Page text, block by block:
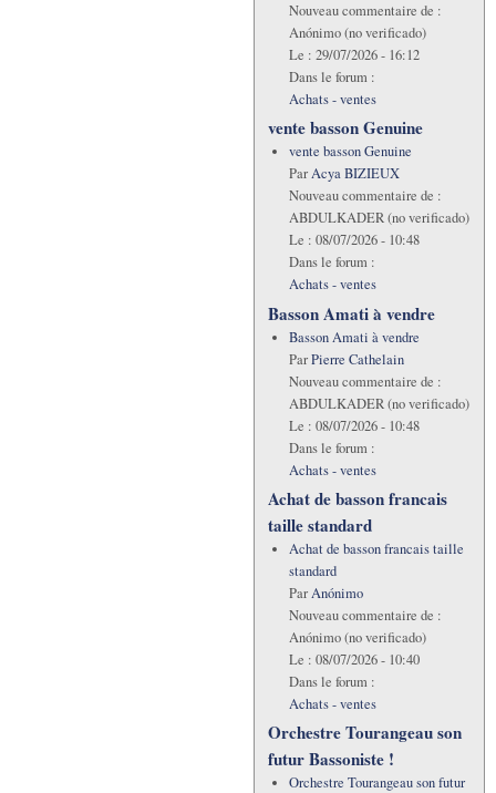
Nouveau commentaire de :
Anónimo (no verificado)
Le : 29/07/2026 - 16:12
Dans le forum :
Achats - ventes
vente basson Genuine
vente basson Genuine
ParAcya BIZIEUX
Nouveau commentaire de :
ABDULKADER (no verificado)
Le : 08/07/2026 - 10:48
Dans le forum :
Achats - ventes
Basson Amati à vendre
Basson Amati à vendre
ParPierre Cathelain
Nouveau commentaire de :
ABDULKADER (no verificado)
Le : 08/07/2026 - 10:48
Dans le forum :
Achats - ventes
Achat de basson francais
taille standard
Achat de basson francais taille
standard
ParAnónimo
Nouveau commentaire de :
Anónimo (no verificado)
Le : 08/07/2026 - 10:40
Dans le forum :
Achats - ventes
Orchestre Tourangeau son
futur Bassoniste !
Orchestre Tourangeau son futur